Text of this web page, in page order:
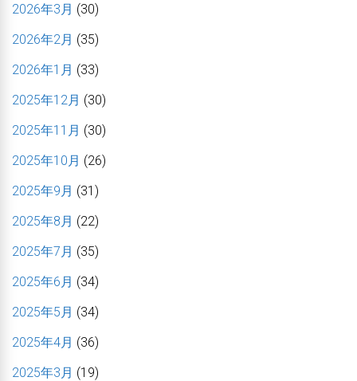
2026年3月 (30)
2026年2月 (35)
2026年1月 (33)
2025年12月 (30)
2025年11月 (30)
2025年10月 (26)
2025年9月 (31)
2025年8月 (22)
2025年7月 (35)
2025年6月 (34)
2025年5月 (34)
2025年4月 (36)
2025年3月 (19)